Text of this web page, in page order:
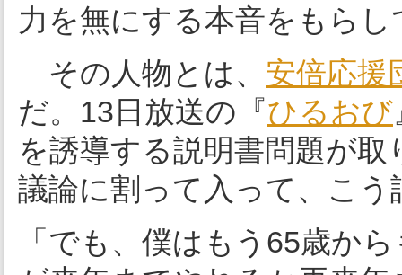
力を無にする本音をもら
その人物とは、 安倍応援
だ。13日放送の『ひるおび
を誘導する説明書問題が
議論に割って入って、こう
「でも、僕はもう65歳か